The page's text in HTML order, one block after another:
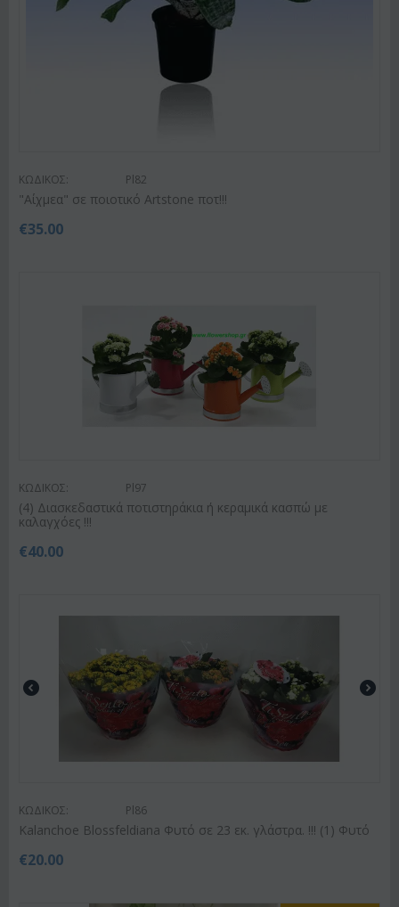
ΚΩΔΙΚΟΣ: Pl82
"Αίχμεα" σε ποιοτικό Artstone ποτ!!!
€35.00
ΚΩΔΙΚΟΣ: Pl97
(4) Διασκεδαστικά ποτιστηράκια ή κεραμικά κασπώ με
καλαγχόες !!!
€40.00
ΚΩΔΙΚΟΣ: Pl86
Kalanchoe Blossfeldiana Φυτό σε 23 εκ. γλάστρα. !!! (1) Φυτό
€20.00